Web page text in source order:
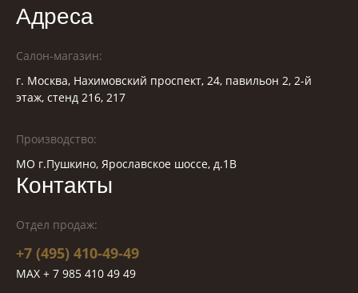
Адреса
Салон-магазин:
г. Москва, Нахимовский проспект, 24, павильон 2, 2-й
этаж, стенд 216, 217
Производство:
МО г.Пушкино, Ярославское шоссе, д.1В
Контакты
Отдел продаж:
+7 (495) 410-49-49
MAX + 7 985 410 49 49